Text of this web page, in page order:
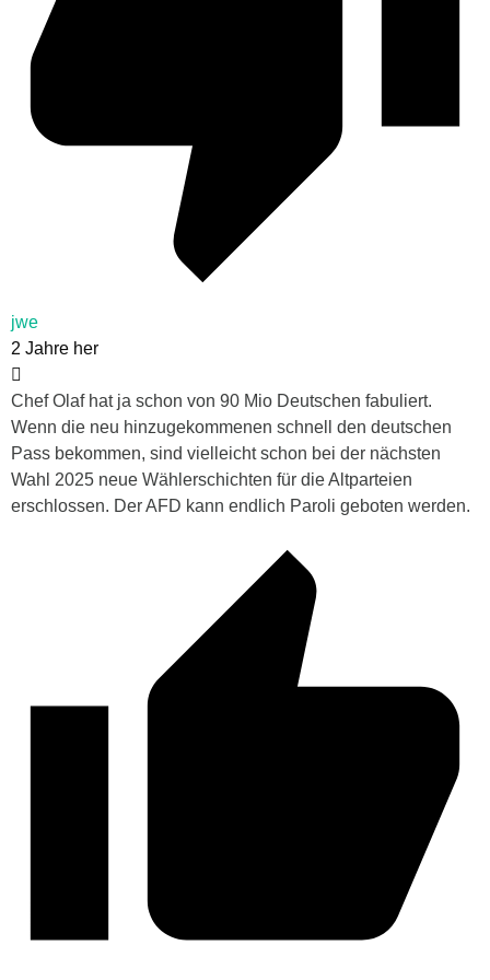
jwe
2 Jahre her
Chef Olaf hat ja schon von 90 Mio Deutschen fabuliert.
Wenn die neu hinzugekommenen schnell den deutschen
Pass bekommen, sind vielleicht schon bei der nächsten
Wahl 2025 neue Wählerschichten für die Altparteien
erschlossen. Der AFD kann endlich Paroli geboten werden.